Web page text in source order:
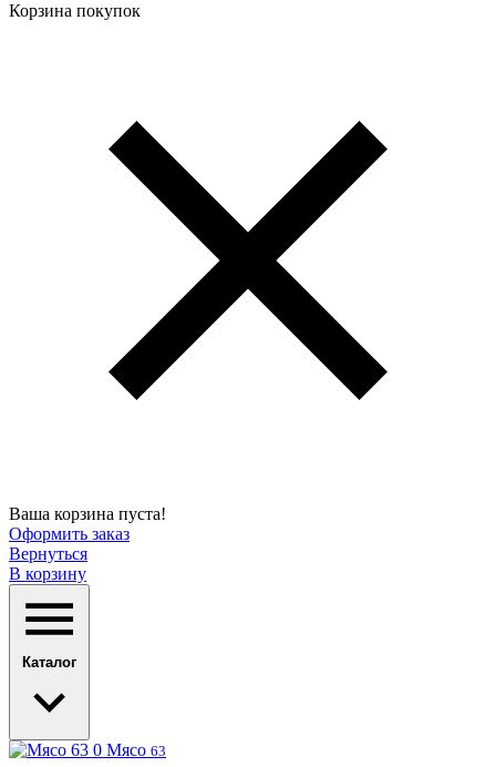
Корзина покупок
Ваша корзина пуста!
Оформить заказ
Вернуться
В корзину
Каталог
Мясо 63